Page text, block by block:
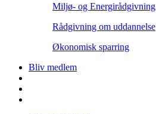
Miljø- og Energirådgivning
Rådgivning om uddannelse
Økonomisk sparring
Bliv medlem